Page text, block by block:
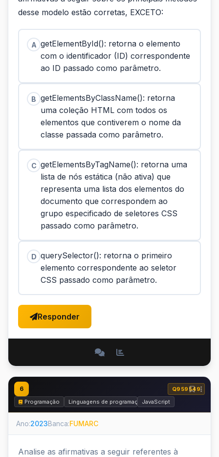
desse modelo estão corretas, EXCETO:
A getElementById(): retorna o elemento
com o identificador (ID) correspondente
ao ID passado como parâmetro.
B getElementsByClassName(): retorna
uma coleção HTML com todos os
elementos que contiverem o nome da
classe passada como parâmetro.
C getElementsByTagName(): retorna uma
lista de nós estática (não ativa) que
representa uma lista dos elementos do
documento que correspondem ao
grupo especificado de seletores CSS
passado como parâmetro.
D querySelector(): retorna o primeiro
elemento correspondente ao seletor
CSS passado como parâmetro.
Responder
6
Q959549
Programação
Linguagens de programaçãoJavaScript
Ano:2023Banca:FUMARC
Analise as afirmativas a seguir referentes à